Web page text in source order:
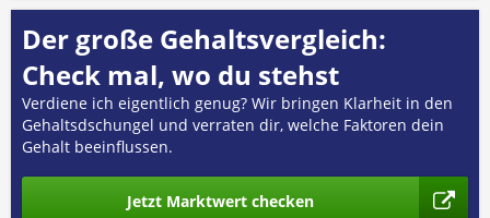
Der große Gehaltsvergleich:
Check mal, wo du stehst
Verdiene ich eigentlich genug? Wir bringen Klarheit in den
Gehaltsdschungel und verraten dir, welche Faktoren dein
Gehalt beeinflussen.
Jetzt Marktwert checken